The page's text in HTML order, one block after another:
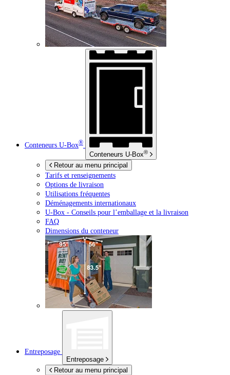
Conteneurs U-Box®
Conteneurs U-Box®
Retour au menu principal
Tarifs et renseignements
Options de livraison
Utilisations fréquentes
Déménagements internationaux
U-Box - Conseils pour l’emballage et la livraison
FAQ
Dimensions du conteneur
Entreposage
Entreposage
Retour au menu principal